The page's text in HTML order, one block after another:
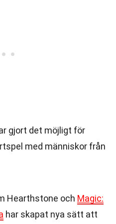
gjort det möjligt för
med människor från
Hearthstone och Magic:
har skapat nya sätt att